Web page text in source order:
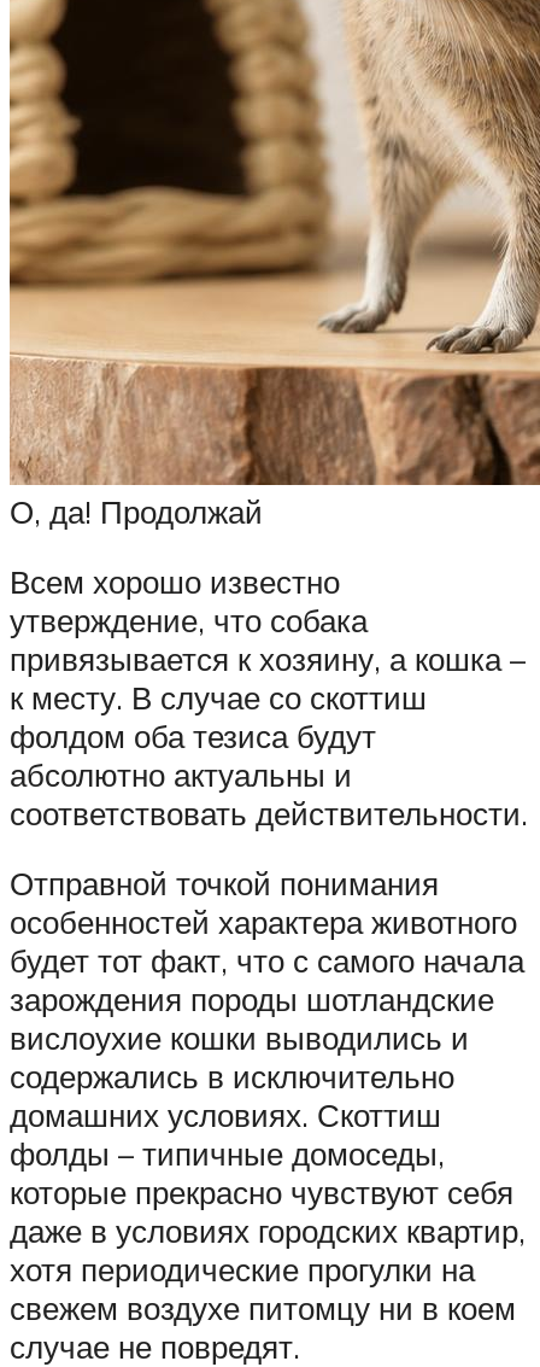
О, да! Продолжай
Всем хорошо известно
утверждение, что собака
привязывается к хозяину, а кошка –
к месту. В случае со скоттиш
фолдом оба тезиса будут
абсолютно актуальны и
соответствовать действительности.
Отправной точкой понимания
особенностей характера животного
будет тот факт, что с самого начала
зарождения породы шотландские
вислоухие кошки выводились и
содержались в исключительно
домашних условиях. Скоттиш
фолды – типичные домоседы,
которые прекрасно чувствуют себя
даже в условиях городских квартир,
хотя периодические прогулки на
свежем воздухе питомцу ни в коем
случае не повредят.